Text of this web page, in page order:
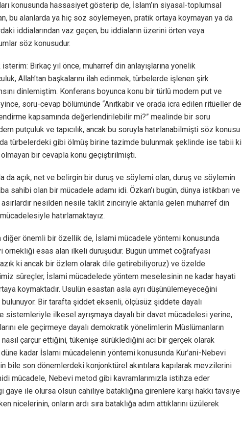
konusunda hassasiyet gösterip de, İslam’ın siyasal-toplumsal
bu alanlarda ya hiç söz söylemeyen, pratik ortaya koymayan ya da
iddialarından vaz geçen, bu iddiaların üzerini örten veya
söz konusudur.
Birkaç yıl önce, muharref din anlayışlarına yönelik
Allah’tan başkalarını ilah edinmek, türbelerde işlenen şirk
dinlemiştim. Konferans boyunca konu bir türlü modern put ve
soru-cevap bölümünde “Anıtkabir ve orada icra edilen ritüeller de
kapsamında değerlendirilebilir mi?” mealinde bir soru
putçuluk ve tapıcılık, ancak bu soruyla hatırlanabilmişti söz konusu
da türbelerdeki gibi ölmüş birine tazimde bulunmak şeklinde ise tabii ki
bir cevapla konu geçiştirilmişti.
da açık, net ve belirgin bir duruş ve söylemi olan, duruş ve söylemin
sahibi olan bir mücadele adamı idi. Özkan’ı bugün, dünya istikbarı ve
nesilden nesile taklit zinciriyle aktarıla gelen muharref din
hatırlamaktayız.
diğer önemli bir özellik de, İslami mücadele yöntemi konusunda
örnekliği esas alan ilkeli duruşudur. Bugün ümmet coğrafyası
ki ancak bir özlem olarak dile getirebiliyoruz) ve özelde
süreçler, İslami mücadelede yöntem meselesinin ne kadar hayati
koymaktadır. Usulün esastan asla ayrı düşünülemeyeceğini
Bir tarafta şiddet eksenli, ölçüsüz şiddete dayalı
sistemleriyle ilkesel ayrışmaya dayalı bir davet mücadelesi yerine,
ele geçirmeye dayalı demokratik yönelimlerin Müslümanların
çarçur ettiğini, tükenişe sürüklediğini acı bir gerçek olarak
kadar İslami mücadelenin yöntemi konusunda Kur’ani-Nebevi
bile son dönemlerdeki konjonktürel akıntılara kapılarak mevzilerini
mücadele, Nebevi metod gibi kavramlarımızla istihza eder
gaye ile olursa olsun cahiliye bataklığına girenlere karşı hakkı tavsiye
nicelerinin, onların ardı sıra bataklığa adım attıklarını üzülerek